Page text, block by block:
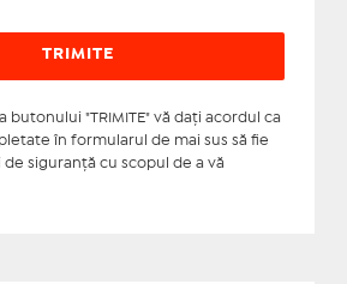
butonului "TRIMITE" vă daţi acordul ca
în formularul de mai sus să fie
siguranţă cu scopul de a vă